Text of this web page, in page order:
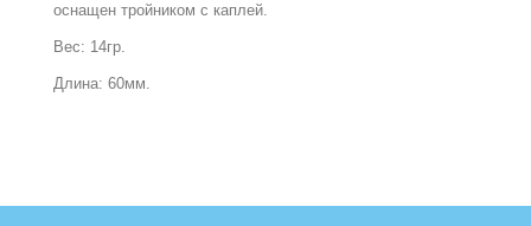
оснащен тройником с каплей.
Вес: 14гр.
Длина: 60мм.